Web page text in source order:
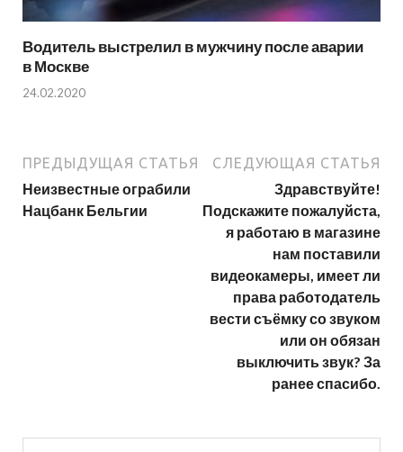
Водитель выстрелил в мужчину после аварии
в Москве
24.02.2020
ПРЕДЫДУЩАЯ СТАТЬЯ
Неизвестные ограбили
Нацбанк Бельгии
СЛЕДУЮЩАЯ СТАТЬЯ
Здравствуйте!
Подскажите пожалуйста,
я работаю в магазине
нам поставили
видеокамеры, имеет ли
права работодатель
вести съёмку со звуком
или он обязан
выключить звук? За
ранее спасибо.